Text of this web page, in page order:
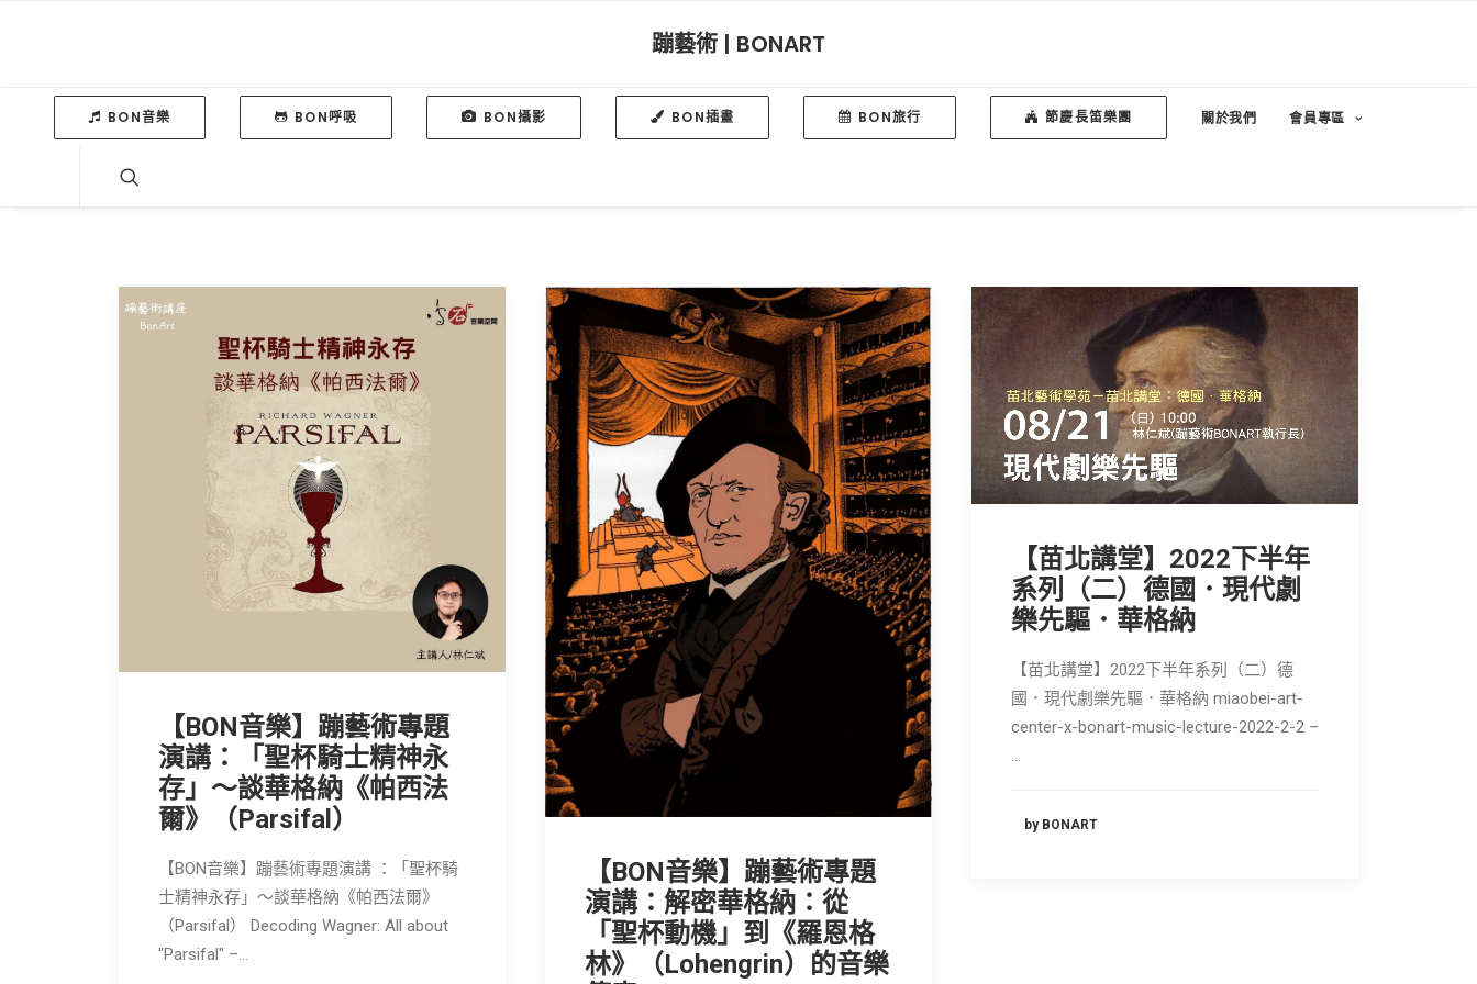
蹦藝術 | BONART
BON音樂 BON呼吸 BON攝影 BON插畫 BON旅行 節慶長笛樂團 關於我們 會員專區
【BON音樂】蹦藝術專題
演講：「聖杯騎士精神永
存」～談華格納《帕西法
爾》（Parsifal）
【BON音樂】蹦藝術專題演講 ：「聖杯騎
士精神永存」～談華格納《帕西法爾》
（Parsifal） Decoding Wagner: All about
"Parsifal" –…
【BON音樂】蹦藝術專題
演講：解密華格納：從
「聖杯動機」到《羅恩格
林》（Lohengrin）的音樂
【苗北講堂】2022下半年
系列（二）德國．現代劇
樂先驅．華格納
【苗北講堂】2022下半年系列（二）德
國．現代劇樂先驅．華格納 miaobei-art-
center-x-bonart-music-lecture-2022-2-2 –
by BONART